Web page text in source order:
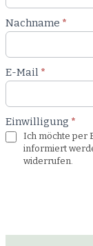
Nachname *
E-Mail *
Einwilligung *
Ich möchte per
informiert
widerrufen.